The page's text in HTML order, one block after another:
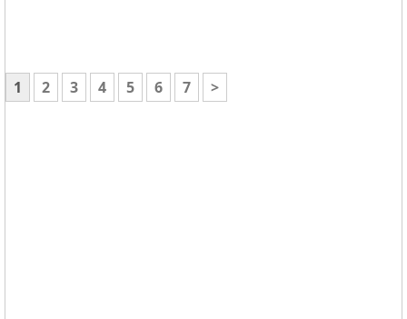
1 2 3 4 5 6 7 >